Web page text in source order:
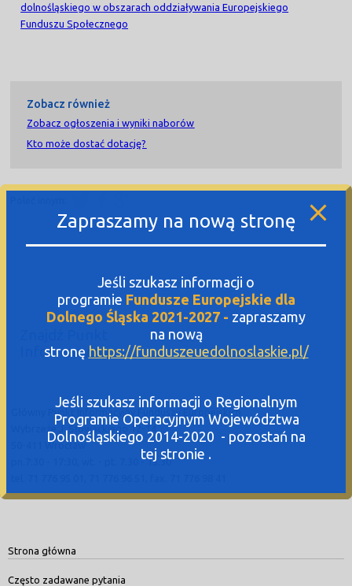
dolnośląskiego w obszarach oddziaływania Europejskiego
Funduszu Społecznego
Zobacz również
Zobacz ogłoszenia i wyniki naborów
Kto może dostać dotację?
Informacyjny
Główny Punkt Informacyjny Funduszy Europejskich
Wybrzeże J. Słowackiego 12-14
50-411 Wrocław
pn.7:30 - 17:30, wt. - pt. 7.30 - 15.30
Strona główna
Często zadawane pytania
Zapraszamy na nową stronę
Jeśli szukasz informacji o
programie Fundusze Europejskie dla
Dolnego Śląska 2021-2027 - zapraszamy
na nową
stronę https://funduszeuedolnoslaskie.pl/
Jeśli szukasz informacji o Regionalnym
Programie Operacyjnym Województwa
Dolnośląskiego 2014-2020 - pozostań na
tej stronie .